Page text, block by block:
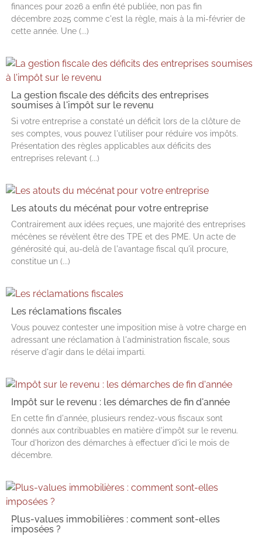
finances pour 2026 a enfin été publiée, non pas fin
décembre 2025 comme c'est la règle, mais à la mi-février de
cette année. Une (...)
La gestion fiscale des déficits des entreprises
soumises à l'impôt sur le revenu
Si votre entreprise a constaté un déficit lors de la clôture de
ses comptes, vous pouvez l'utiliser pour réduire vos impôts.
Présentation des règles applicables aux déficits des
entreprises relevant (...)
Les atouts du mécénat pour votre entreprise
Contrairement aux idées reçues, une majorité des entreprises
mécènes se révèlent être des TPE et des PME. Un acte de
générosité qui, au-delà de l'avantage fiscal qu'il procure,
constitue un (...)
Les réclamations fiscales
Vous pouvez contester une imposition mise à votre charge en
adressant une réclamation à l'administration fiscale, sous
réserve d'agir dans le délai imparti.
Impôt sur le revenu : les démarches de fin d'année
En cette fin d'année, plusieurs rendez-vous fiscaux sont
donnés aux contribuables en matière d'impôt sur le revenu.
Tour d'horizon des démarches à effectuer d'ici le mois de
décembre.
Plus-values immobilières : comment sont-elles
imposées ?